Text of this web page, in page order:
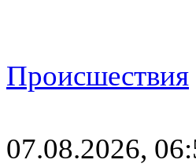
Происшествия
07.08.2026,